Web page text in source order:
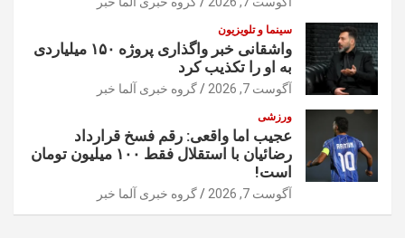
سینما و تلویزیون
واشقانی خبر واگذاری پروژه ۱۵۰ میلیاردی
به او را تکذیب کرد
آگوست 7, 2026 گروه خبری آلما خبر
ورزشی
عجیب اما واقعی: رقم فسخ قرارداد
رضائیان با استقلال فقط ۱۰۰ میلیون تومان
است!
آگوست 7, 2026 گروه خبری آلما خبر